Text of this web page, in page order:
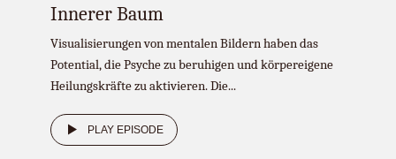
Innerer Baum
Visualisierungen von mentalen Bildern haben das
Potential, die Psyche zu beruhigen und körpereigene
Heilungskräfte zu aktivieren. Die...
PLAY EPISODE